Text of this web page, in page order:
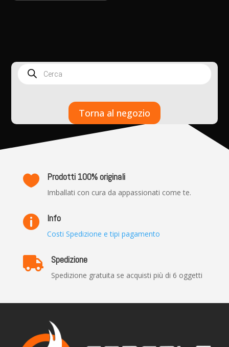
search
Torna al negozio
 Prodotti 100% originali
Imballati con cura da appassionati come te.
 Info
Costi Spedizione e tipi pagamento
 Spedizione
Spedizione gratuita se acquisti più di 6 oggetti